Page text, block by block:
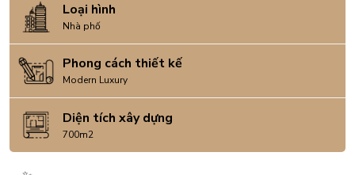
Loại hình
Nhà phố
Phong cách thiết kế
Modern Luxury
Diện tích xây dựng
700m2